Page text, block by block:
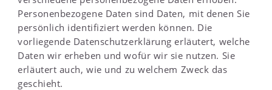
Personenbezogene Daten sind Daten, mit denen Sie
persönlich identifiziert werden können. Die
vorliegende Datenschutzerklärung erläutert, welche
Daten wir erheben und wofür wir sie nutzen. Sie
erläutert auch, wie und zu welchem Zweck das
geschieht.